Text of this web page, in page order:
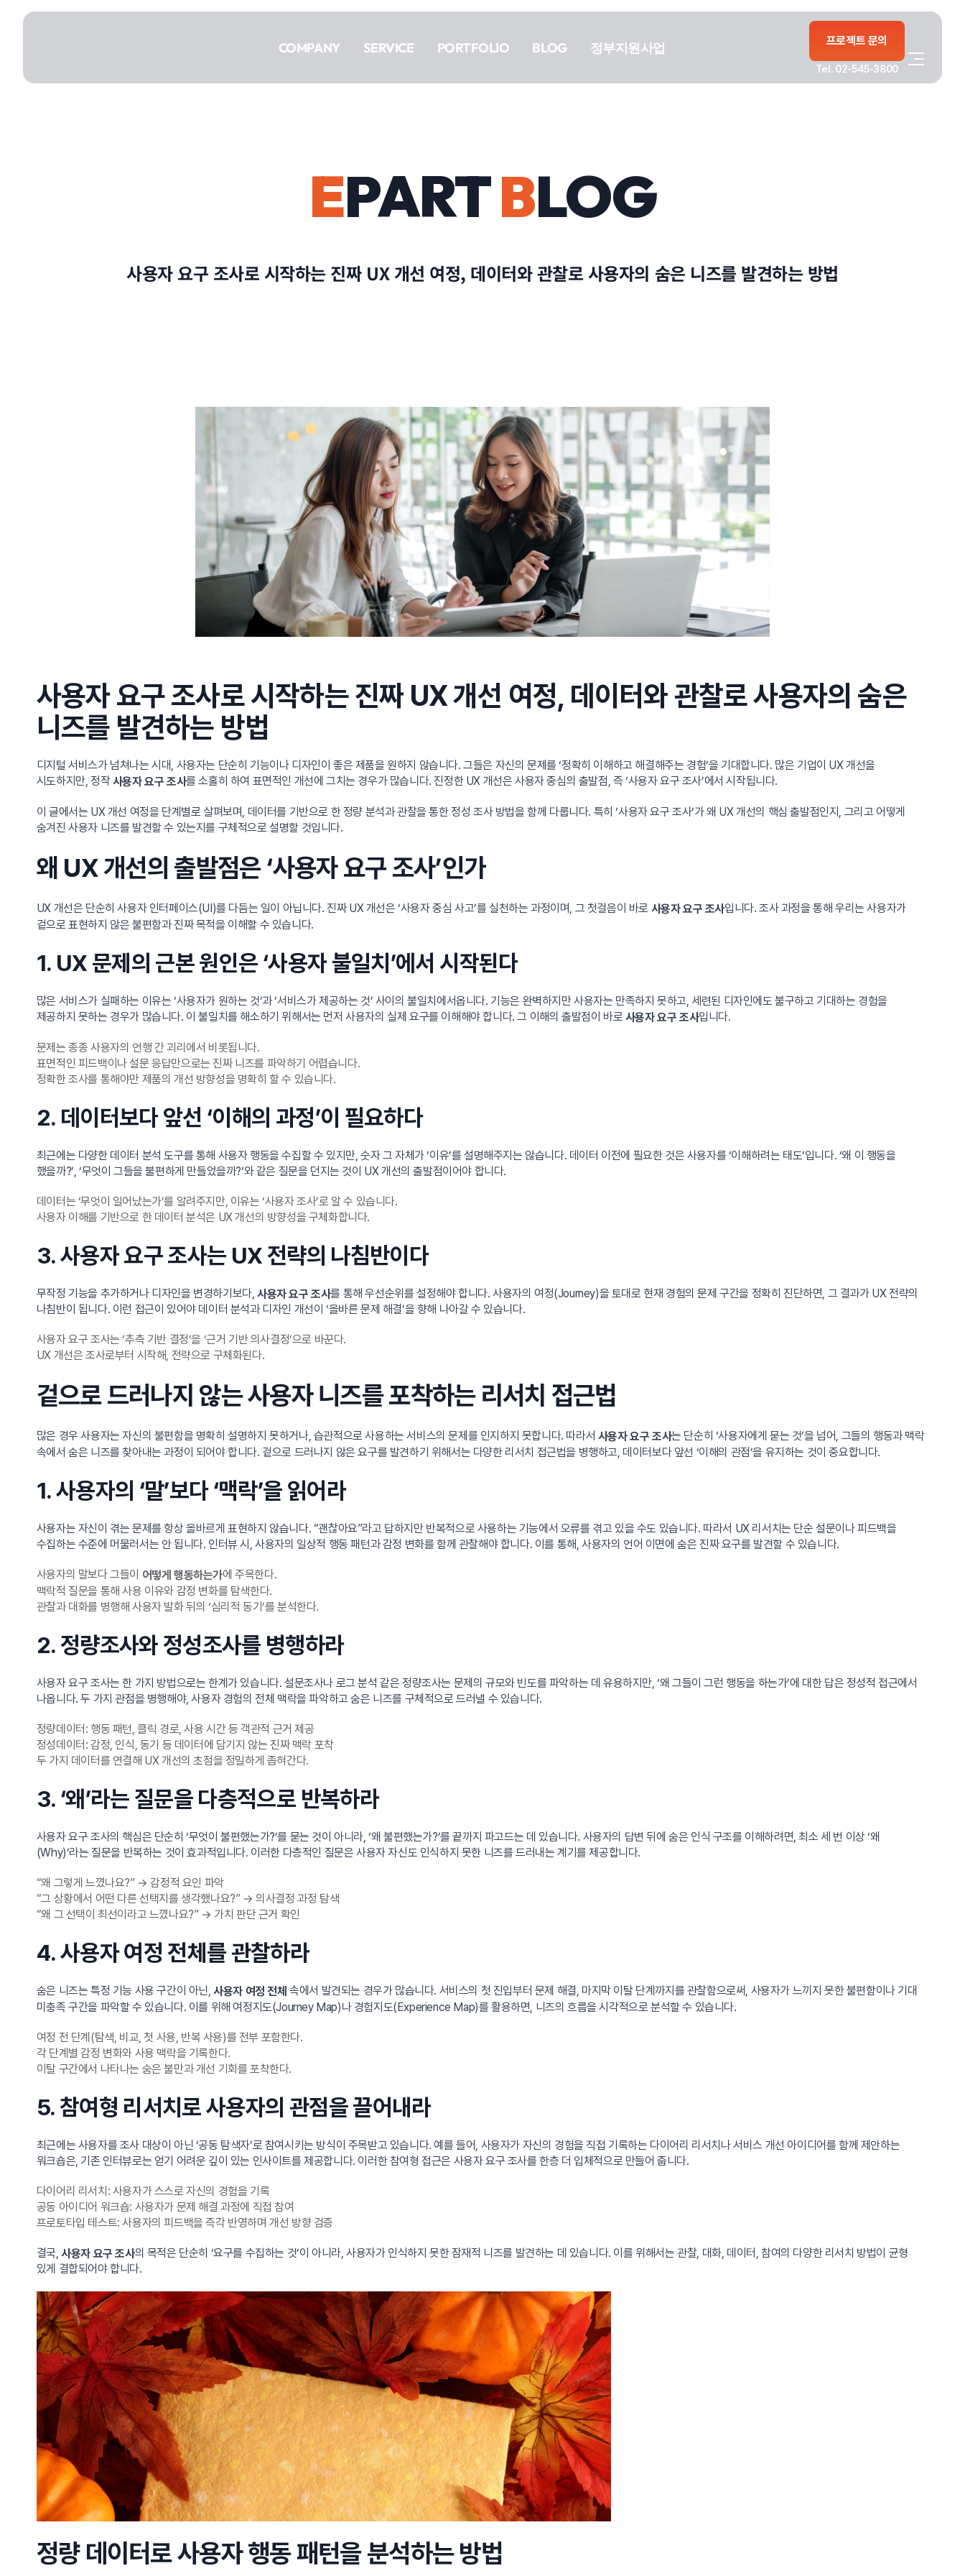
건너뛰기
COMPANY SERVICE PORTFOLIO BLOG 정부지원사업 프로젝트 문의
Tel. 02-545-3800
PORTFOLIO
정부지원사업
EPARTBLOG
사용자 요구 조사로 시작하는 진짜 UX 개선 여정, 데이터와 관찰로 사용자의 숨은 니즈를 발견하는 방법
사용자 요구 조사로 시작하는 진짜 UX 개선 여정, 데이터와 관찰로 사용자의 숨은
니즈를 발견하는 방법
디지털 서비스가 넘쳐나는 시대, 사용자는 단순히 기능이나 디자인이 좋은 제품을 원하지 않습니다. 그들은 자신의 문제를 ‘정확히 이해하고 해결해주는 경험’을 기대합니다. 많은 기업이 UX 개선을
시도하지만, 정작사용자 요구 조사를 소홀히 하여 표면적인 개선에 그치는 경우가 많습니다. 진정한 UX 개선은 사용자 중심의 출발점, 즉 ‘사용자 요구 조사’에서 시작됩니다.
이 글에서는 UX 개선 여정을 단계별로 살펴보며, 데이터를 기반으로 한 정량 분석과 관찰을 통한 정성 조사 방법을 함께 다룹니다. 특히 ‘사용자 요구 조사’가 왜 UX 개선의 핵심 출발점인지, 그리고 어떻게
숨겨진 사용자 니즈를 발견할 수 있는지를 구체적으로 설명할 것입니다.
왜 UX 개선의 출발점은 ‘사용자 요구 조사’인가
UX 개선은 단순히 사용자 인터페이스(UI)를 다듬는 일이 아닙니다. 진짜 UX 개선은 ‘사용자 중심 사고’를 실천하는 과정이며, 그 첫걸음이 바로 사용자 요구 조사입니다. 조사 과정을 통해 우리는 사용자가
겉으로 표현하지 않은 불편함과 진짜 목적을 이해할 수 있습니다.
1. UX 문제의 근본 원인은 ‘사용자 불일치’에서 시작된다
많은 서비스가 실패하는 이유는 ‘사용자가 원하는 것’과 ‘서비스가 제공하는 것’ 사이의 불일치에서옵니다. 기능은 완벽하지만 사용자는 만족하지 못하고, 세련된 디자인에도 불구하고 기대하는 경험을
제공하지 못하는 경우가 많습니다. 이 불일치를 해소하기 위해서는 먼저 사용자의 실제 요구를 이해해야 합니다. 그 이해의 출발점이 바로 사용자 요구 조사입니다.
문제는 종종 사용자의 언행 간 괴리에서 비롯됩니다.
표면적인 피드백이나 설문 응답만으로는 진짜 니즈를 파악하기 어렵습니다.
정확한 조사를 통해야만 제품의 개선 방향성을 명확히 할 수 있습니다.
2. 데이터보다 앞선 ‘이해의 과정’이 필요하다
최근에는 다양한 데이터 분석 도구를 통해 사용자 행동을 수집할 수 있지만, 숫자 그 자체가 ‘이유’를 설명해주지는 않습니다. 데이터 이전에 필요한 것은 사용자를 ‘이해하려는 태도’입니다. ‘왜 이 행동을
했을까?’, ‘무엇이 그들을 불편하게 만들었을까?’와 같은 질문을 던지는 것이 UX 개선의 출발점이어야 합니다.
데이터는 ‘무엇이 일어났는가’를 알려주지만, 이유는 ‘사용자 조사’로 알 수 있습니다.
사용자 이해를 기반으로 한 데이터 분석은 UX 개선의 방향성을 구체화합니다.
3. 사용자 요구 조사는 UX 전략의 나침반이다
무작정 기능을 추가하거나 디자인을 변경하기보다, 사용자 요구 조사를 통해 우선순위를 설정해야 합니다. 사용자의 여정(Journey)을 토대로 현재 경험의 문제 구간을 정확히 진단하면, 그 결과가 UX 전략의
나침반이 됩니다. 이런 접근이 있어야 데이터 분석과 디자인 개선이 ‘올바른 문제 해결’을 향해 나아갈 수 있습니다.
사용자 요구 조사는 ‘추측 기반 결정’을 ‘근거 기반 의사결정’으로 바꾼다.
UX 개선은 조사로부터 시작해, 전략으로 구체화된다.
겉으로 드러나지 않는 사용자 니즈를 포착하는 리서치 접근법
많은 경우 사용자는 자신의 불편함을 명확히 설명하지 못하거나, 습관적으로 사용하는 서비스의 문제를 인지하지 못합니다. 따라서 사용자 요구 조사는 단순히 ‘사용자에게 묻는 것’을 넘어, 그들의 행동과 맥락
속에서 숨은 니즈를 찾아내는 과정이 되어야 합니다. 겉으로 드러나지 않은 요구를 발견하기 위해서는 다양한 리서치 접근법을 병행하고, 데이터보다 앞선 ‘이해의 관점’을 유지하는 것이 중요합니다.
1. 사용자의 ‘말’보다 ‘맥락’을 읽어라
사용자는 자신이 겪는 문제를 항상 올바르게 표현하지 않습니다. “괜찮아요”라고 답하지만 반복적으로 사용하는 기능에서 오류를 겪고 있을 수도 있습니다. 따라서 UX 리서치는 단순 설문이나 피드백을
수집하는 수준에 머물러서는 안 됩니다. 인터뷰 시, 사용자의 일상적 행동 패턴과 감정 변화를 함께 관찰해야 합니다. 이를 통해, 사용자의 언어 이면에 숨은 진짜 요구를 발견할 수 있습니다.
사용자의 말보다 그들이 어떻게 행동하는가에 주목한다.
맥락적 질문을 통해 사용 이유와 감정 변화를 탐색한다.
관찰과 대화를 병행해 사용자 발화 뒤의 ‘심리적 동기’를 분석한다.
2. 정량조사와 정성조사를 병행하라
사용자 요구 조사는 한 가지 방법으로는 한계가 있습니다. 설문조사나 로그 분석 같은 정량조사는 문제의 규모와 빈도를 파악하는 데 유용하지만, ‘왜 그들이 그런 행동을 하는가’에 대한 답은 정성적 접근에서
나옵니다. 두 가지 관점을 병행해야, 사용자 경험의 전체 맥락을 파악하고 숨은 니즈를 구체적으로 드러낼 수 있습니다.
정량데이터: 행동 패턴, 클릭 경로, 사용 시간 등 객관적 근거 제공
정성데이터: 감정, 인식, 동기 등 데이터에 담기지 않는 진짜 맥락 포착
두 가지 데이터를 연결해 UX 개선의 초점을 정밀하게 좁혀간다.
3. ‘왜’라는 질문을 다층적으로 반복하라
사용자 요구 조사의 핵심은 단순히 ‘무엇이 불편했는가?’를 묻는 것이 아니라, ‘왜 불편했는가?’를 끝까지 파고드는 데 있습니다. 사용자의 답변 뒤에 숨은 인식 구조를 이해하려면, 최소 세 번 이상 ‘왜
(Why)’라는 질문을 반복하는 것이 효과적입니다. 이러한 다층적인 질문은 사용자 자신도 인식하지 못한 니즈를 드러내는 계기를 제공합니다.
“왜 그렇게 느꼈나요?” → 감정적 요인 파악
“그 상황에서 어떤 다른 선택지를 생각했나요?” → 의사결정 과정 탐색
“왜 그 선택이 최선이라고 느꼈나요?” → 가치 판단 근거 확인
4. 사용자 여정 전체를 관찰하라
숨은 니즈는 특정 기능 사용 구간이 아닌,사용자 여정 전체 속에서 발견되는 경우가 많습니다. 서비스의 첫 진입부터 문제 해결, 마지막 이탈 단계까지를 관찰함으로써, 사용자가 느끼지 못한 불편함이나 기대
미충족 구간을 파악할 수 있습니다. 이를 위해 여정지도(Journey Map)나 경험지도(Experience Map)를 활용하면, 니즈의 흐름을 시각적으로 분석할 수 있습니다.
여정 전 단계(탐색, 비교, 첫 사용, 반복 사용)를 전부 포함한다.
각 단계별 감정 변화와 사용 맥락을 기록한다.
이탈 구간에서 나타나는 숨은 불만과 개선 기회를 포착한다.
5. 참여형 리서치로 사용자의 관점을 끌어내라
최근에는 사용자를 조사 대상이 아닌 ‘공동 탐색자’로 참여시키는 방식이 주목받고 있습니다. 예를 들어, 사용자가 자신의 경험을 직접 기록하는 다이어리 리서치나 서비스 개선 아이디어를 함께 제안하는
워크숍은, 기존 인터뷰로는 얻기 어려운 깊이 있는 인사이트를 제공합니다. 이러한 참여형 접근은 사용자 요구 조사를 한층 더 입체적으로 만들어 줍니다.
다이어리 리서치: 사용자가 스스로 자신의 경험을 기록
공동 아이디어 워크숍: 사용자가 문제 해결 과정에 직접 참여
프로토타입 테스트: 사용자의 피드백을 즉각 반영하며 개선 방향 검증
결국,사용자 요구 조사의 목적은 단순히 ‘요구를 수집하는 것’이 아니라, 사용자가 인식하지 못한 잠재적 니즈를 발견하는 데 있습니다. 이를 위해서는 관찰, 대화, 데이터, 참여의 다양한 리서치 방법이 균형
있게 결합되어야 합니다.
정량 데이터로 사용자 행동 패턴을 분석하는 방법